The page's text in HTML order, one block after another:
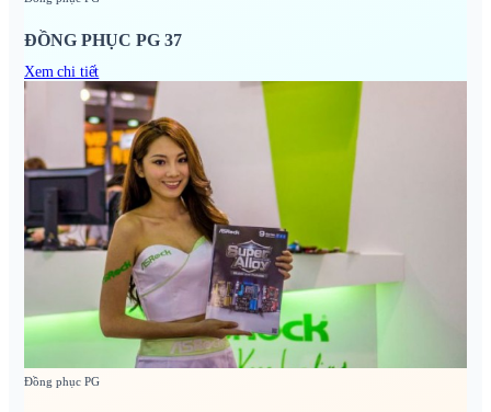
ĐỒNG PHỤC PG 37
Xem chi tiết
Đồng phục PG